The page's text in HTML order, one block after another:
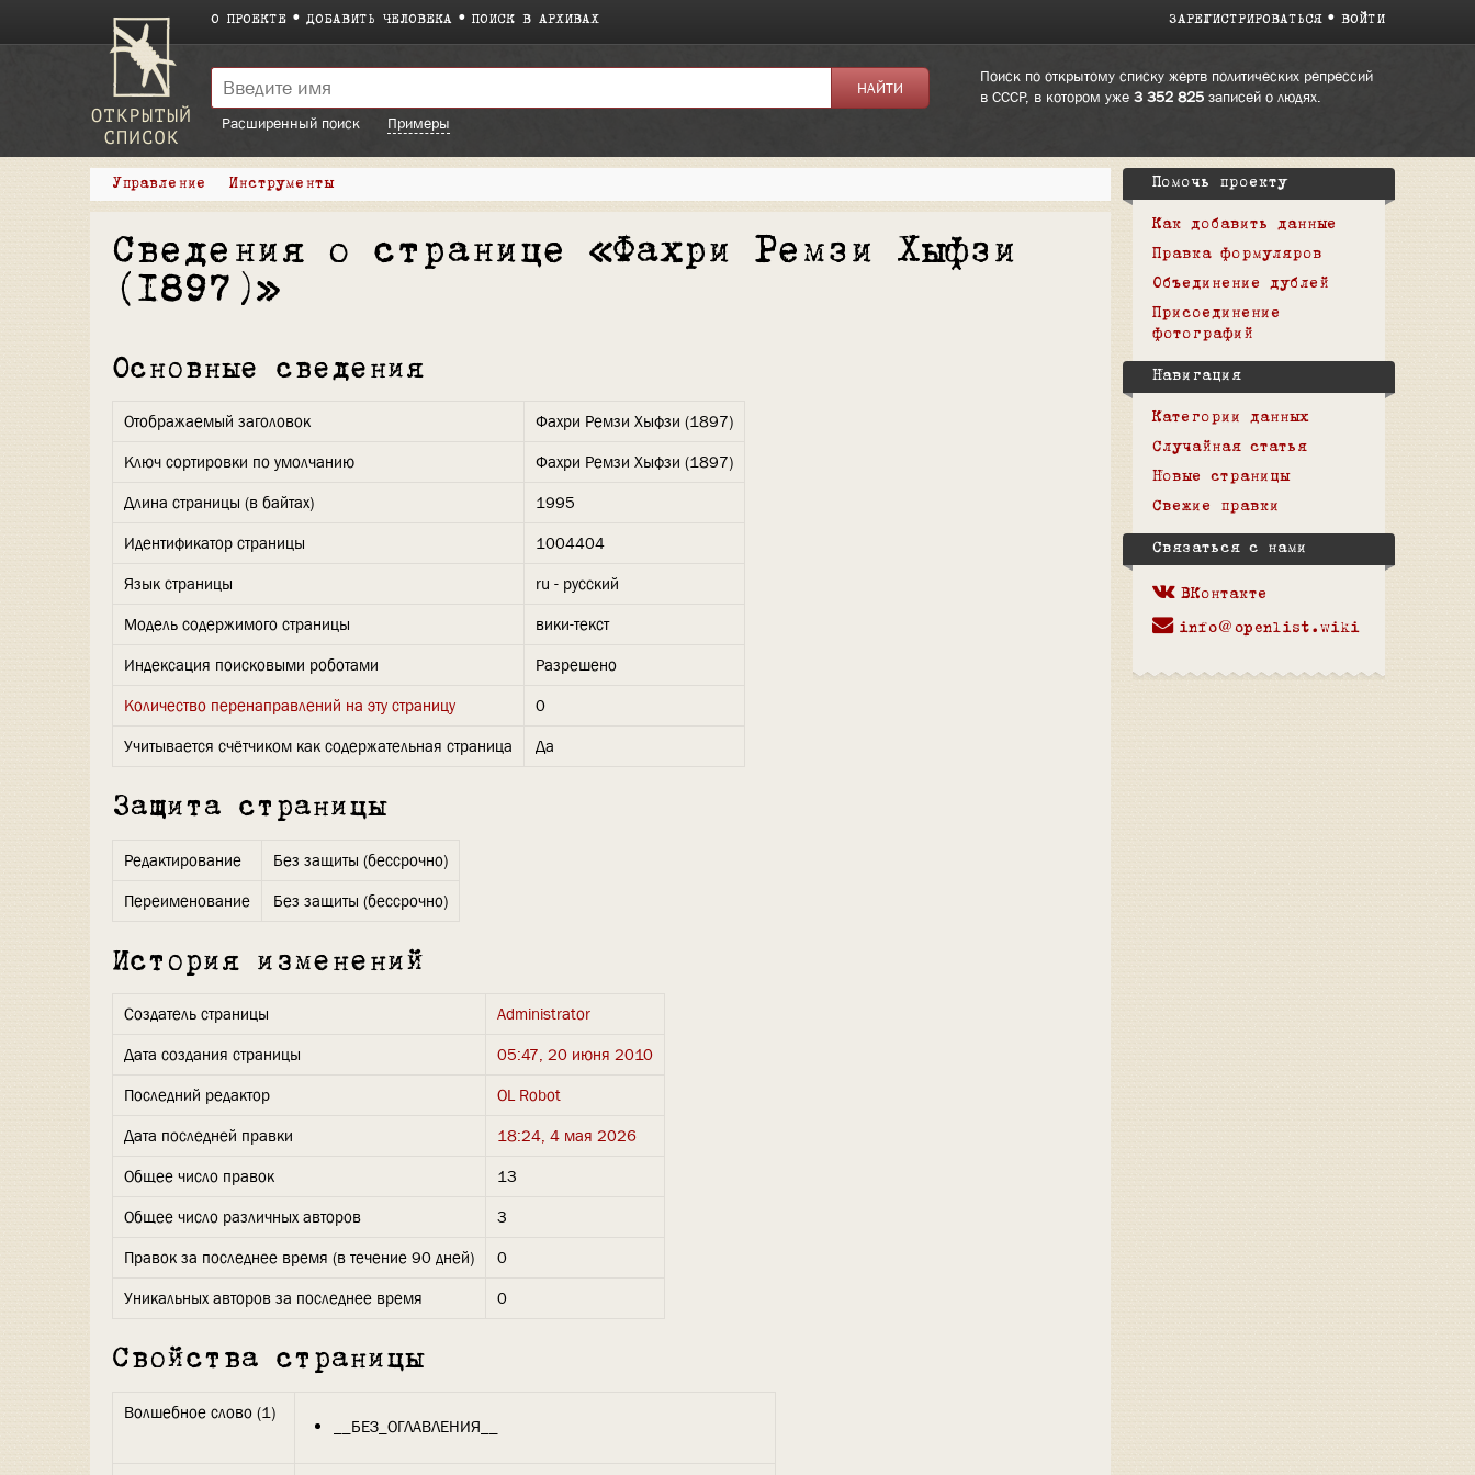
О ПРОЕКТЕ ДОБАВИТЬ ЧЕЛОВЕКА ПОИСК В АРХИВАХ ЗАРЕГИСТРИРОВАТЬСЯ ВОЙТИ
Поиск по открытому списку жертв политических репрессий
в СССР, в котором уже 3 352 825записей о людях.
Расширенный поиск
Примеры
Управление Инструменты
Сведения о странице «Фахри Ремзи Хыфзи
(1897)»
Основные сведения
Отображаемый заголовок
Фахри Ремзи Хыфзи (1897)
Ключ сортировки по умолчанию
Фахри Ремзи Хыфзи (1897)
Длина страницы (в байтах)
1995
Идентификатор страницы
1004404
Язык страницы
ru - русский
Модель содержимого страницы
вики-текст
Индексация поисковыми роботами
Разрешено
Количество перенаправлений на эту страницу
0
Учитывается счётчиком как содержательная страница
Да
Защита страницы
Редактирование
Без защиты (бессрочно)
Переименование
Без защиты (бессрочно)
История изменений
Создатель страницы
Administrator
Дата создания страницы
05:47, 20 июня 2010
Последний редактор
OL Robot
Дата последней правки
18:24, 4 мая 2026
Общее число правок
13
Общее число различных авторов
3
Правок за последнее время (в течение 90 дней)
0
Уникальных авторов за последнее время
0
Свойства страницы
Волшебное слово (1)
__БЕЗ_ОГЛАВЛЕНИЯ__
Помочь проекту
Как добавить данные
Правка формуляров
Объединение дублей
Присоединение
фотографий
Навигация
Категории данных
Случайная статья
Новые страницы
Свежие правки
Связаться с нами
ВКонтакте
info@openlist.wiki